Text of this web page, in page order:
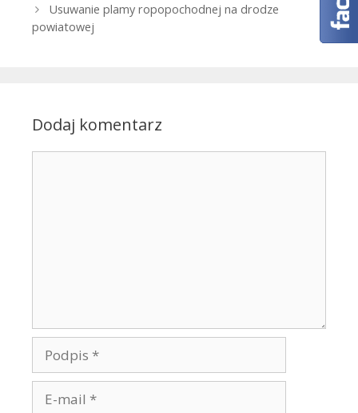
Usuwanie plamy ropopochodnej na drodze
powiatowej
Dodaj komentarz